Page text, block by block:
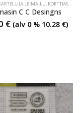
JA LEIMAILU, KORTTIASKARTELU JA LEIMAILU
C C Desingns
€ (alv 0 % 10.28 €)